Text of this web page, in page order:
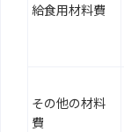
給食用材料費
その他の材料
費